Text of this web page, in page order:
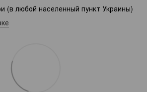
(в любой населенный пункт Украины)